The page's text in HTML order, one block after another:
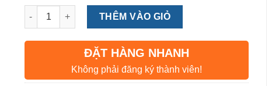
Số lượng THÊM VÀO GIỎ
ĐẶT HÀNG NHANH
Không phải đăng ký thành viên!